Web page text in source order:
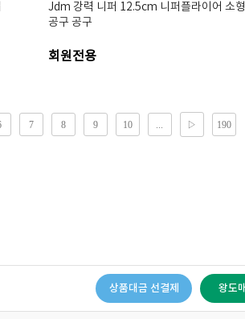
Jdm 강력 니퍼 12.5cm 니퍼플라이어 소형
공구 공구
회원전용